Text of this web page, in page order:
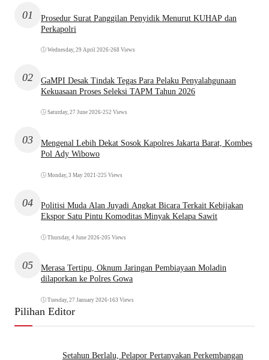
01
Prosedur Surat Panggilan Penyidik Menurut KUHAP dan
Perkapolri
Wednesday, 29 April 2026•268 Views
02
GaMPI Desak Tindak Tegas Para Pelaku Penyalahgunaan
Kekuasaan Proses Seleksi TAPM Tahun 2026
Saturday, 27 June 2026•252 Views
03
Mengenal Lebih Dekat Sosok Kapolres Jakarta Barat, Kombes
Pol Ady Wibowo
Monday, 3 May 2021 •225 Views
04
Politisi Muda Alan Juyadi Angkat Bicara Terkait Kebijakan
Ekspor Satu Pintu Komoditas Minyak Kelapa Sawit
Thursday, 4 June 2026•205 Views
05
Merasa Tertipu, Oknum Jaringan Pembiayaan Moladin
dilaporkan ke Polres Gowa
Tuesday, 27 January 2026•163 Views
Pilihan Editor
Setahun Berlalu, Pelapor Pertanyakan Perkembangan